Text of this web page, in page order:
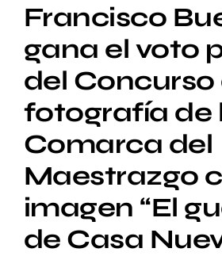
Quienes somos
Departamentos
Actualidad
Setas
Francisco
gana el voto
del Concurso
fotografía de
Comarca del
Maestrazgo
imagen “El
de Casa